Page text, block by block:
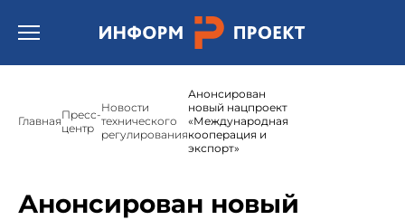
Открыть бургер меню.
ГлавнаяПресс-
центр
Новости
технического
регулирования
Анонсирован
новый нацпроект
«Международная
кооперация и
экспорт»
Анонсирован новый